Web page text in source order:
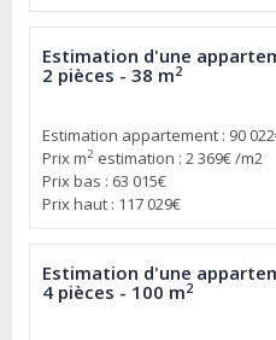
Estimation d'une
2 pièces - 38 m2
Estimation appartement : 90
Prix m2 estimation : 2 369€ /m2
Prix bas : 63 015€
Prix haut : 117 029€
Estimation d'une
4 pièces - 100 m2